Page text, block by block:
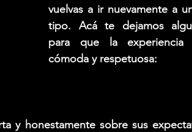
vuelvas a ir nuevamente a
tipo. Acá te dejamos
para que la experiencia
cómoda y respetuosa:
y honestamente sobre sus